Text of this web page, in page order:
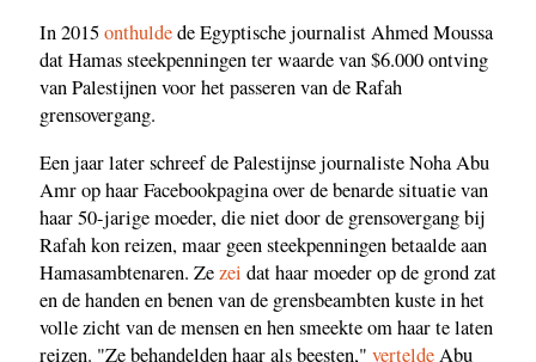
In 2015onthuldede Egyptische journalist Ahmed Moussa
dat Hamas steekpenningen ter waarde van $6.000 ontving
van Palestijnen voor het passeren van de Rafah
grensovergang.
Een jaar later schreef de Palestijnse journaliste Noha Abu
Amr op haar Facebookpagina over de benarde situatie van
haar 50-jarige moeder, die niet door de grensovergang bij
Rafah kon reizen, maar geen steekpenningen betaalde aan
Hamasambtenaren. Zezei dat haar moeder op de grond zat
en de handen en benen van de grensbeambten kuste in het
volle zicht van de mensen en hen smeekte om haar te laten
reizen. "Ze behandelden haar als beesten," verteldeAbu